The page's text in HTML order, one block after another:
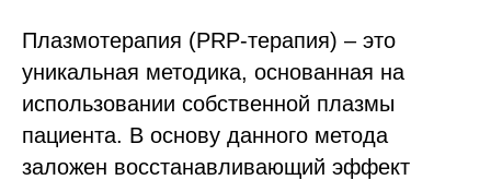
Плазмотерапия (PRP-терапия) – это
уникальная методика, основанная на
использовании собственной плазмы
пациента. В основу данного метода
заложен восстанавливающий эффект